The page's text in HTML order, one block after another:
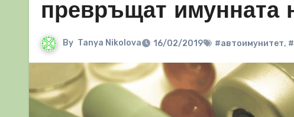
превръщат имунната
By Tanya Nikolova 16/02/2019 #автоимунитет,